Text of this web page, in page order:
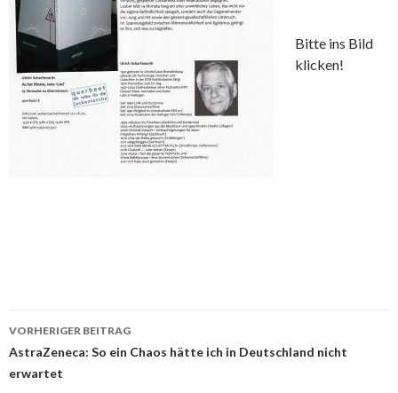
Bitte ins Bild
klicken!
Beitrags-
Navigation
VORHERIGER BEITRAG
AstraZeneca: So ein Chaos hätte ich in Deutschland nicht
erwartet